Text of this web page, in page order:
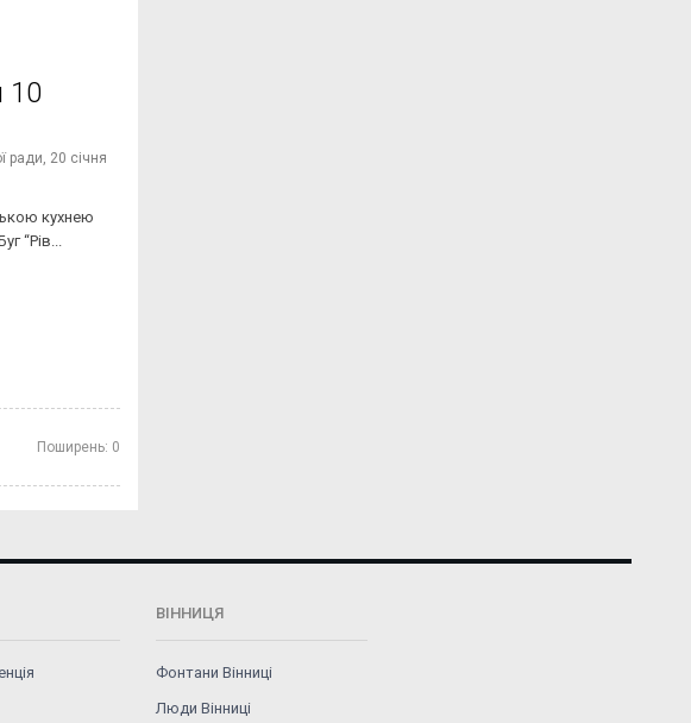
10
ради, 20 січня
кухнею
“Рів...
Поширень: 0
ВІННИЦЯ
Фонтани Вінниці
Люди Вінниці